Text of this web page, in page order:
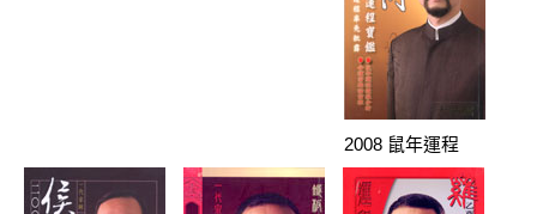
2008 鼠年運程